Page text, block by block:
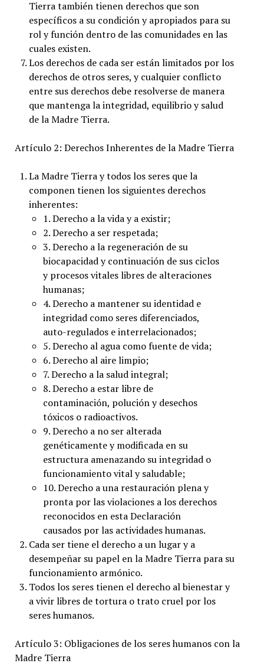
Tierra también tienen derechos que son
específicos a su condición y apropiados para su
rol y función dentro de las comunidades en las
cuales existen.
Los derechos de cada ser están limitados por los
derechos de otros seres, y cualquier conflicto
entre sus derechos debe resolverse de manera
que mantenga la integridad, equilibrio y salud
de la Madre Tierra.
Artículo 2: Derechos Inherentes de la Madre Tierra
La Madre Tierra y todos los seres que la
componen tienen los siguientes derechos
inherentes:
1. Derecho a la vida y a existir;
2. Derecho a ser respetada;
3. Derecho a la regeneración de su
biocapacidad y continuación de sus ciclos
y procesos vitales libres de alteraciones
humanas;
4. Derecho a mantener su identidad e
integridad como seres diferenciados,
auto-regulados e interrelacionados;
5. Derecho al agua como fuente de vida;
6. Derecho al aire limpio;
7. Derecho a la salud integral;
8. Derecho a estar libre de
contaminación, polución y desechos
tóxicos o radioactivos.
9. Derecho a no ser alterada
genéticamente y modificada en su
estructura amenazando su integridad o
funcionamiento vital y saludable;
10. Derecho a una restauración plena y
pronta por las violaciones a los derechos
reconocidos en esta Declaración
causados por las actividades humanas.
Cada ser tiene el derecho a un lugar y a
desempeñar su papel en la Madre Tierra para su
funcionamiento armónico.
Todos los seres tienen el derecho al bienestar y
a vivir libres de tortura o trato cruel por los
seres humanos.
Artículo 3: Obligaciones de los seres humanos con la
Madre Tierra